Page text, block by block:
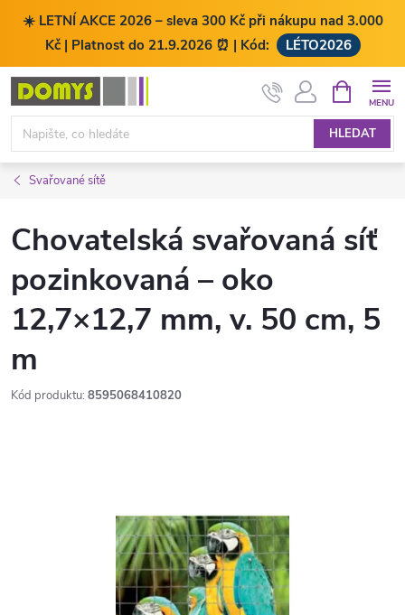
☀️ LETNÍ AKCE 2026 – sleva 300 Kč při nákupu nad 3.000
Kč | Platnost do 21.9.2026 ⏰ | Kód:
LÉTO2026
Přejít
obsah
HLEDAT
NÁKUPNÍ
KOŠÍK
Svařované sítě
Chovatelská svařovaná síť
pozinkovaná – oko
12,7×12,7 mm, v. 50 cm, 5
m
Kód produktu: 8595068410820